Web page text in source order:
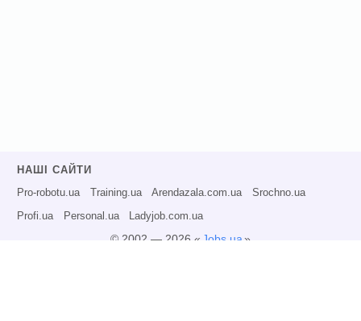
НАШІ САЙТИ
Pro-robotu.ua Training.ua Arendazala.com.ua Srochno.ua
Profi.ua Personal.ua Ladyjob.com.ua
© 2002 — 2026 « Jobs.ua»